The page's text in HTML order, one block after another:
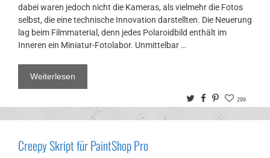
dabei waren jedoch nicht die Kameras, als vielmehr die Fotos
selbst, die eine technische Innovation darstellten. Die Neuerung
lag beim Filmmaterial, denn jedes Polaroidbild enthält im
Inneren ein Miniatur-Fotolabor. Unmittelbar …
Weiterlesen
TwitterFacebook
Pinterest
299
Creepy Skript für PaintShop Pro